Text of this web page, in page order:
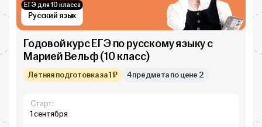
Русский язык
ЕГЭ для 10 класса
Годовой курс ЕГЭ по русскому языку с
Марией Вельф (10 класс)
Летняя подготовка за 1 ₽ 4 предмета по цене 2
Старт:
1 сентября